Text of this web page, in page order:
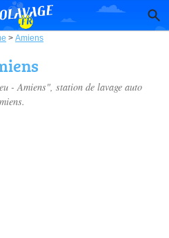
> Amiens
- Amiens", station de lavage auto